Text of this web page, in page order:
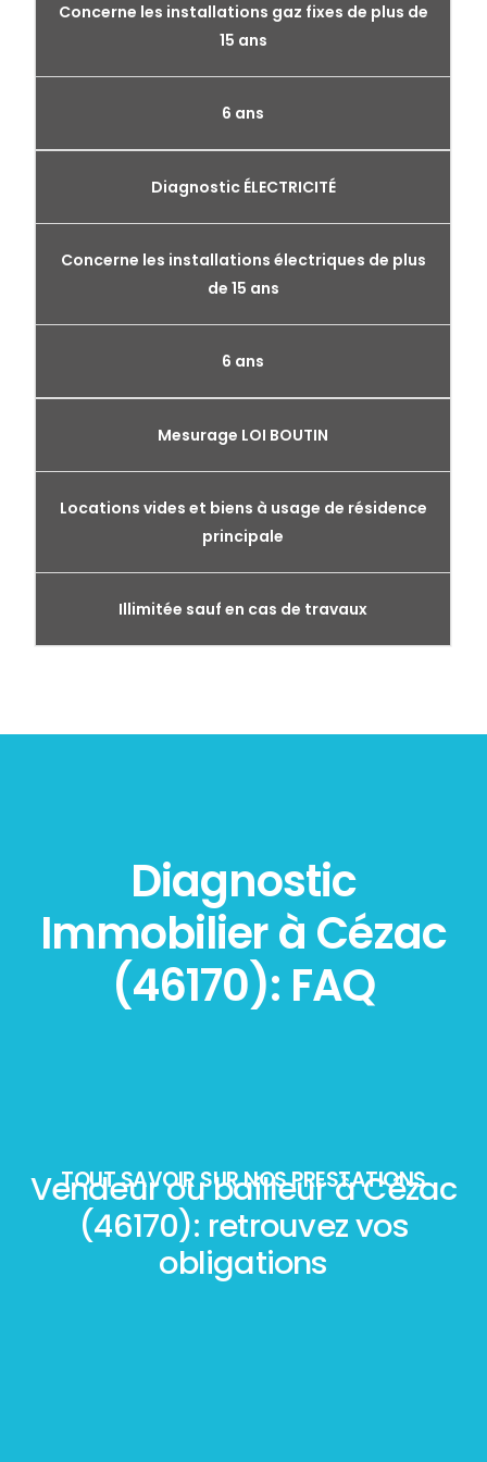
Concerne les installations gaz fixes de plus de
15 ans
6 ans
Diagnostic ÉLECTRICITÉ
Concerne les installations électriques de plus
de 15 ans
6 ans
Mesurage LOI BOUTIN
Locations vides et biens à usage de résidence
principale
Illimitée sauf en cas de travaux
Diagnostic
Immobilier à Cézac
(46170): FAQ
TOUT SAVOIR SUR NOS PRESTATIONS
Vendeur ou bailleur à Cézac
(46170): retrouvez vos
obligations